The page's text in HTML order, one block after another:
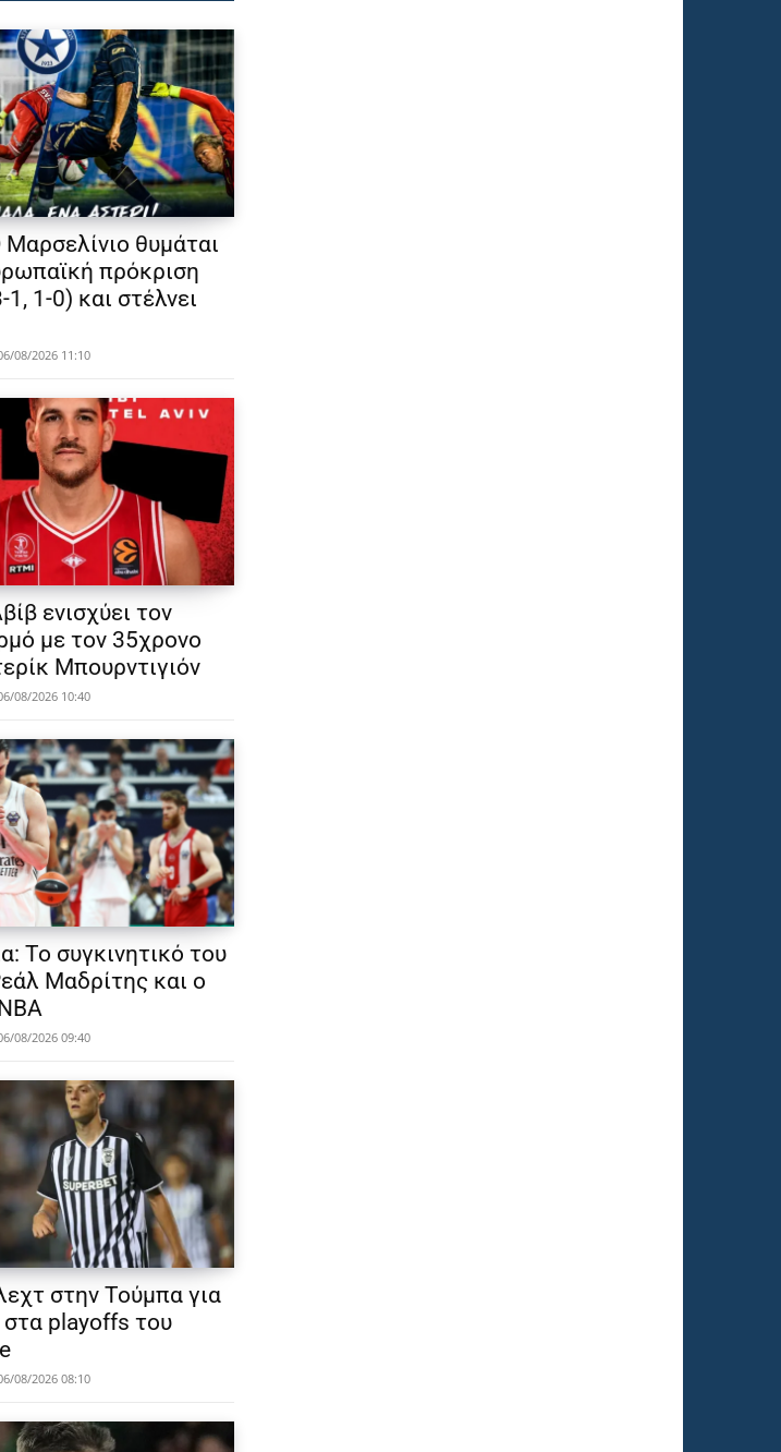
θυμάται
πρόκριση
1, 1-0) και στέλνει
08/2026 11:10
ενισχύει τον
με τον 35χρονο
Μπουρντιγιόν
08/2026 10:40
Το συγκινητικό του
Μαδρίτης και ο
08/2026 09:40
στην Τούμπα για
playoffs του
08/2026 08:10